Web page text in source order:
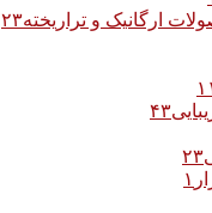
ارگانیک و تراریخته۲۳
۴۳
۲۳
۱